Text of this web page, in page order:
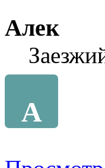
Алек
А